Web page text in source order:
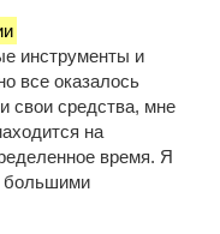
инструменты и
все оказалось
свои средства, мне
на
время. Я
большими